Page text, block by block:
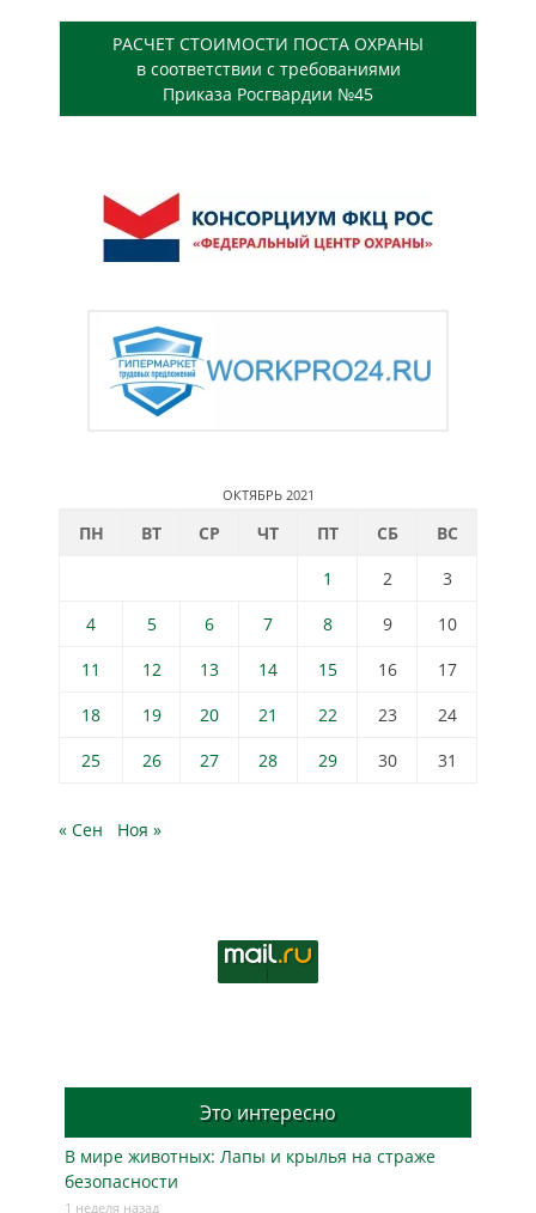
РАСЧЕТ СТОИМОСТИ ПОСТА ОХРАНЫ
в соответствии с требованиями
Приказа Росгвардии №45
ОКТЯБРЬ 2021
ПН ВТ СР ЧТ ПТ СБ
ВС
1
2
3
4
5 6 7 8 9
10
11
12 13 14 15 16
17
18
19 20 21 22 23
24
25
26 27 28 29 30 31
« Сен Ноя »
Это интересно
В мире животных: Лапы и крылья на страже
безопасности
1 неделя назад